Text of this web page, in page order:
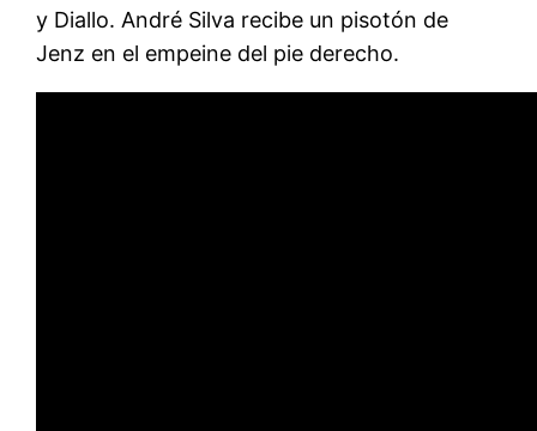
y Diallo. André Silva recibe un pisotón de
Jenz en el empeine del pie derecho.